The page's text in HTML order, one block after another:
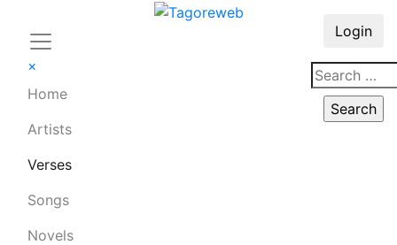
×
Home
Artists
Verses
Songs
Novels
Login